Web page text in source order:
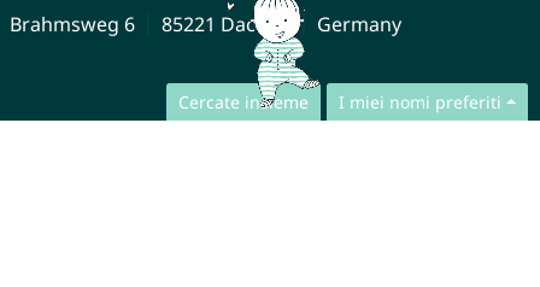
Cercate insieme I miei nomi preferiti
Brahmsweg 6
85221 Dachau Germany